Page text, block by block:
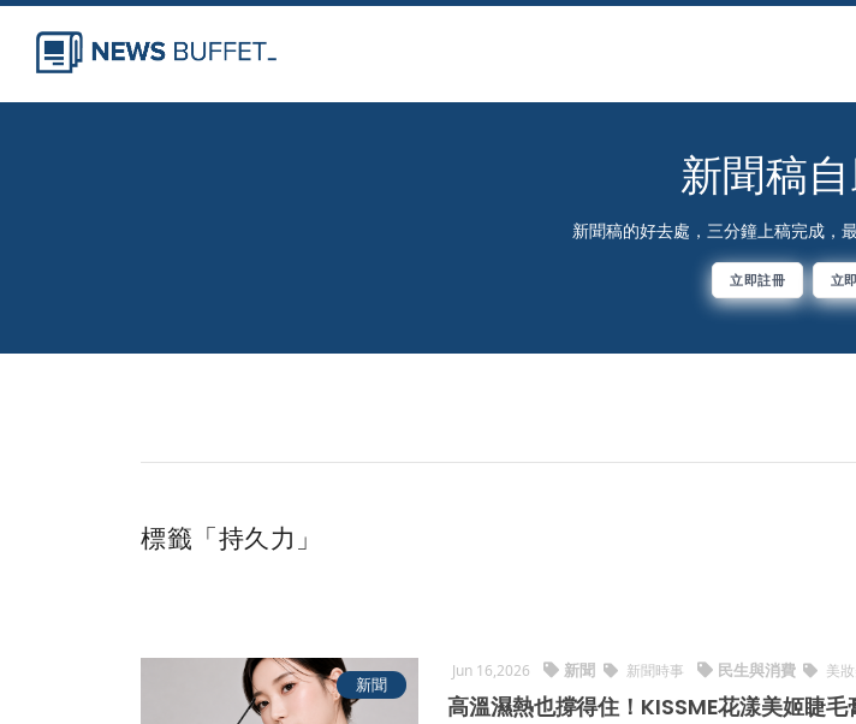
新聞稿
新聞稿的好去處，三分鐘上稿完成，
立即註冊 立
標籤「持久力」
新聞
Jun 16,2026 新聞 新聞時事 民生與消費 美
高溫濕熱也撐得住！KISSME花漾美姬睫